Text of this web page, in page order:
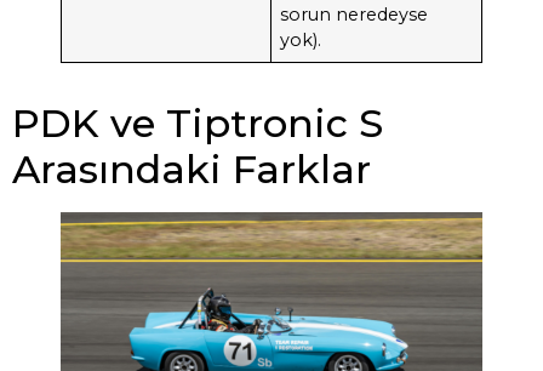
sorun neredeyse
yok).
PDK ve Tiptronic S
Arasındaki Farklar